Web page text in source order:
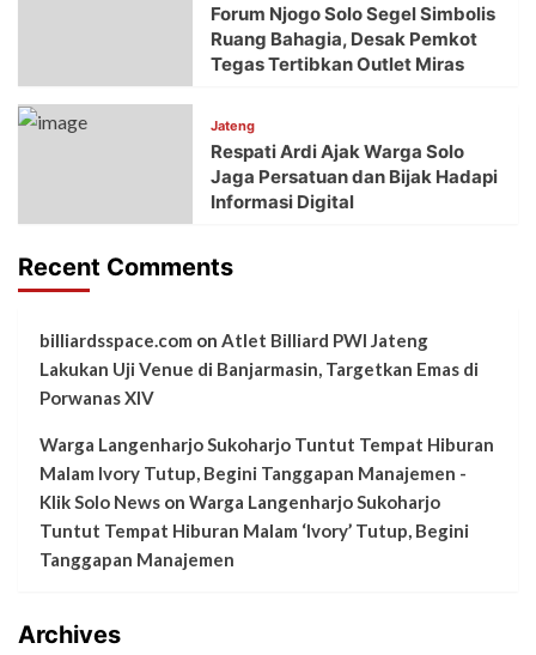
Forum Njogo Solo Segel Simbolis
Ruang Bahagia, Desak Pemkot
Tegas Tertibkan Outlet Miras
Jateng
Respati Ardi Ajak Warga Solo
Jaga Persatuan dan Bijak Hadapi
Informasi Digital
Recent Comments
billiardsspace.com on Atlet Billiard PWI Jateng
Lakukan Uji Venue di Banjarmasin, Targetkan Emas di
Porwanas XIV
Warga Langenharjo Sukoharjo Tuntut Tempat Hiburan
Malam Ivory Tutup, Begini Tanggapan Manajemen -
Klik Solo News on Warga Langenharjo Sukoharjo
Tuntut Tempat Hiburan Malam ‘Ivory’ Tutup, Begini
Tanggapan Manajemen
Archives